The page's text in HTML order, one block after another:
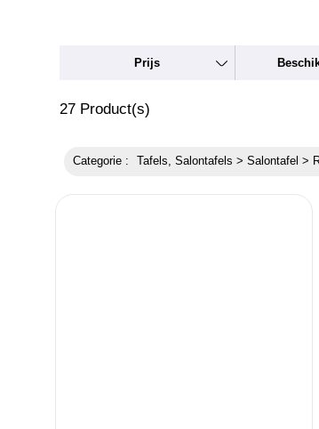
Prijs
27 Product(s)
Categorie : Tafels, Salontafels > Salontafel >